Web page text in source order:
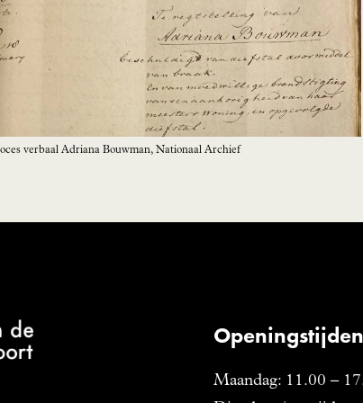
verbaal Adriana Bouwman, Nationaal Archief
Openingstijden
Maandag: 11.00 –